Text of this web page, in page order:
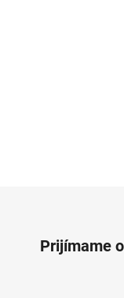
Prijímame